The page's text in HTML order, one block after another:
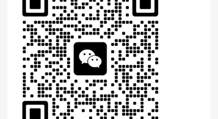
WeChat 微信互動